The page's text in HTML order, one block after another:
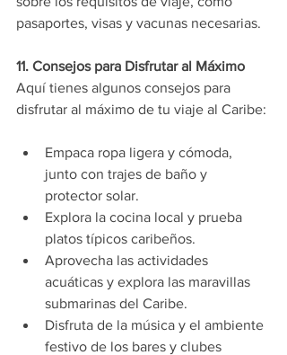
pasaportes, visas y vacunas necesarias.
11. Consejos para Disfrutar al Máximo
Aquí tienes algunos consejos para
disfrutar al máximo de tu viaje al Caribe:
Empaca ropa ligera y cómoda,
junto con trajes de baño y
protector solar.
Explora la cocina local y prueba
platos típicos caribeños.
Aprovecha las actividades
acuáticas y explora las maravillas
submarinas del Caribe.
Disfruta de la música y el ambiente
festivo de los bares y clubes